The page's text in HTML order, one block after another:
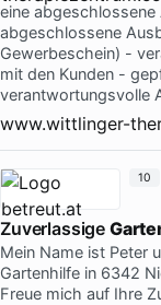
eine
abgeschlossene
Gewerbeschein) -
mit den Kunden -
verantwortungsvolle
www.wittlinger-
Zuverlassige
Mein Name ist Peter
Gartenhilfe in 6342
Freue mich auf Ihre
10